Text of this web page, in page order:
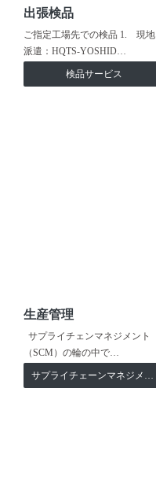
出張検品
ご指定工場先での検品 1. 現地
派遣：HQTS-YOSHID…
検品サービス
生産管理
サプライチェンマネジメント
（SCM）の輪の中で…
サプライチェーンマネジメント